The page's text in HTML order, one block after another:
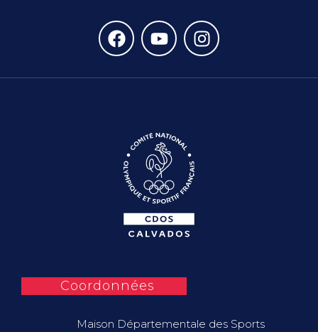
Coordonnées
Maison Départementale des Sports